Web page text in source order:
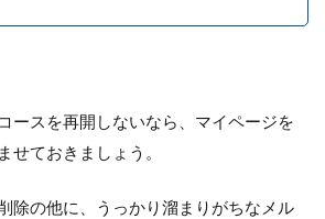
ースを再開しないなら、マイページを
せておきましょう。
除の他に、うっかり溜まりがちなメル